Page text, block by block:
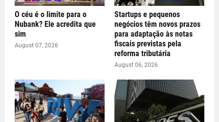
O céu é o limite para o
Nubank? Ele acredita que
sim
August 07, 2026
Startups e pequenos
negócios têm novos prazos
para adaptação às notas
fiscais previstas pela
reforma tributária
August 06, 2026